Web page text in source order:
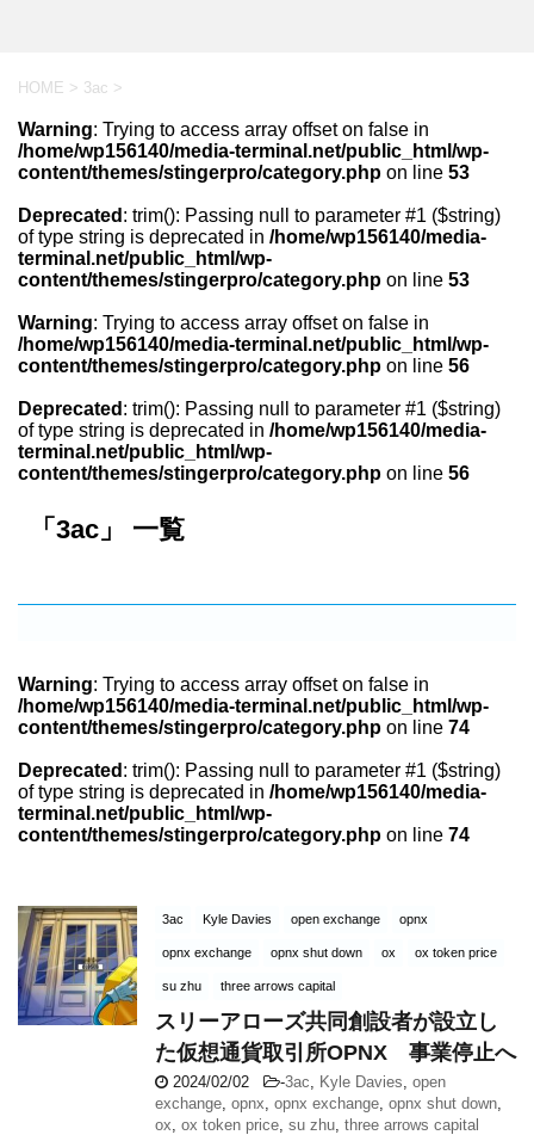
HOME > 3ac >
Warning: Trying to access array offset on false in
/home/wp156140/media-terminal.net/public_html/wp-
content/themes/stingerpro/category.php on line 53
Deprecated : trim(): Passing null to parameter #1 ($string)
of type string is deprecated in /home/wp156140/media-
terminal.net/public_html/wp-
content/themes/stingerpro/category.php on line 53
Warning: Trying to access array offset on false in
/home/wp156140/media-terminal.net/public_html/wp-
content/themes/stingerpro/category.php on line 56
Deprecated : trim(): Passing null to parameter #1 ($string)
of type string is deprecated in /home/wp156140/media-
terminal.net/public_html/wp-
content/themes/stingerpro/category.php on line 56
「3ac」 一覧
Warning: Trying to access array offset on false in
/home/wp156140/media-terminal.net/public_html/wp-
content/themes/stingerpro/category.php on line 74
Deprecated : trim(): Passing null to parameter #1 ($string)
of type string is deprecated in /home/wp156140/media-
terminal.net/public_html/wp-
content/themes/stingerpro/category.php on line 74
3ac Kyle Davies open exchange opnx
opnx exchange opnx shut down ox ox token price
su zhu three arrows capital
スリーアローズ共同創設者が設立し
た仮想通貨取引所OPNX 事業停止へ
2024/02/02 -3ac Kyle Davies open
exchange opnx opnx exchange opnx shut down
ox ox token price su zhu three arrows capital